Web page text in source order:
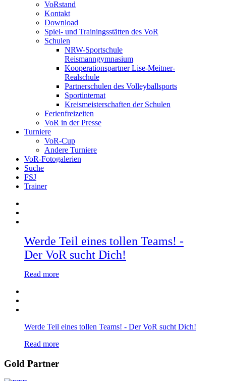
VoRstand
Kontakt
Download
Spiel- und Trainingsstätten des VoR
Schulen
NRW-Sportschule
Reismanngymnasium
Kooperationspartner Lise-Meitner-
Realschule
Partnerschulen des Volleyballsports
Sportinternat
Kreismeisterschaften der Schulen
Ferienfreizeiten
VoR in der Presse
Turniere
VoR-Cup
Andere Turniere
VoR-Fotogalerien
Suche
FSJ
Trainer
Werde Teil eines tollen Teams! -
Der VoR sucht Dich!
Read more
Werde Teil eines tollen Teams! - Der VoR sucht Dich!
Read more
Gold Partner